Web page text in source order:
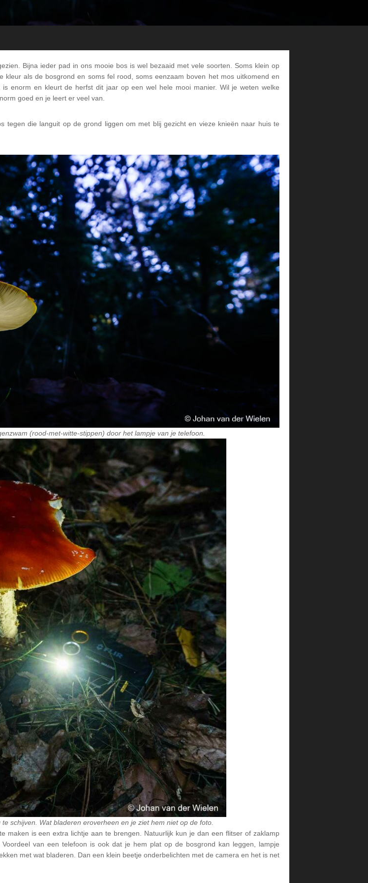
Bijna ieder pad in ons mooie bos is wel bezaaid met vele soorten. Soms klein op
als de bosgrond en soms fel rood, soms eenzaam boven het mos uitkomend en
enorm en kleurt de herfst dit jaar op een wel hele mooi manier. Wil je weten welke
goed en je leert er veel van.
tegen die languit op de grond liggen om met blij gezicht en vieze knieën naar huis te
(rood-met-witte-stippen) door het lampje van je telefoon.
schijven. Wat bladeren eroverheen en je ziet hem niet op de foto.
maken is een extra lichtje aan te brengen. Natuurlijk kun je dan een flitser of zaklamp
van een telefoon is ook dat je hem plat op de bosgrond kan leggen, lampje
met wat bladeren. Dan een klein beetje onderbelichten met de camera en het is net